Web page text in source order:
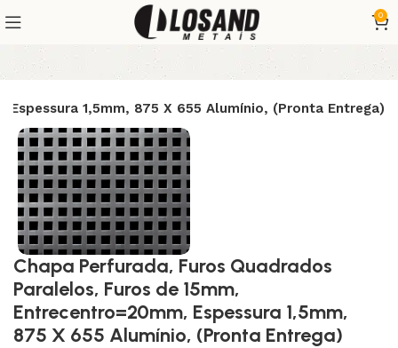
0
1,5mm, 875 X 655 Alumínio, (Pronta Entrega)
Chapa Perfurada, Furos Quadrados
Paralelos, Furos de 15mm,
Entrecentro=20mm, Espessura 1,5mm,
875 X 655 Alumínio, (Pronta Entrega)